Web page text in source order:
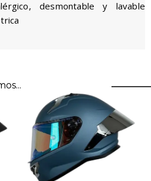
desmontable y lavable